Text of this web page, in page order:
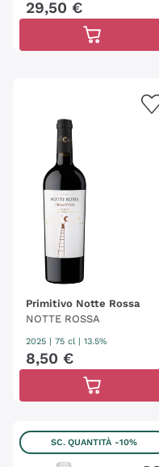
29,50 €
Primitivo Notte Rossa
NOTTE ROSSA
2025 | 75 cl | 13.5%
8,50 €
SC. QUANTITÀ -10%